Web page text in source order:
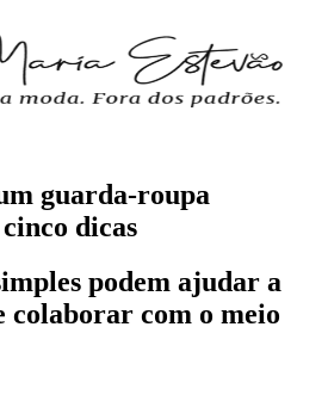
guarda-roupa
dicas
podem ajudar a
colaborar com o meio